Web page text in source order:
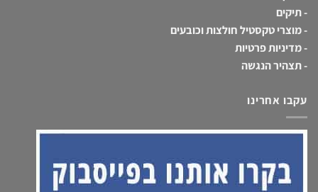
-תיקים
-מוצרי טקסטיל חולצות וכובעים
-מדיניות פרטיות
-תצהיר הנגשה
עקבו אחרינו